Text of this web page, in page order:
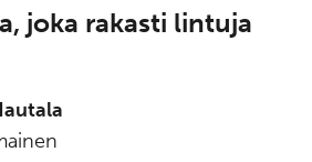
joka rakasti lintuja